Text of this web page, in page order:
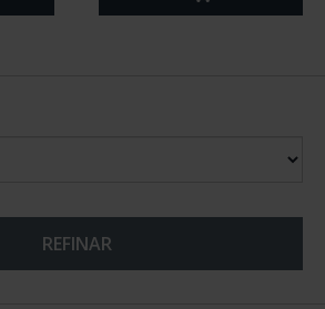
REFINAR